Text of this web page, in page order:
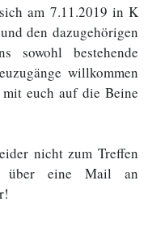
am 7.11.2019 in K
den dazugehörigen
bestehende
willkommen
euch auf die Beine
nicht zum Treffen
über eine Mail an